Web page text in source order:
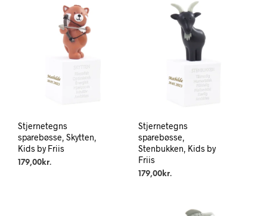
Stjernetegns
sparebøsse, Skytten,
Kids by Friis
179,00 kr.
Stjernetegns
sparebøsse,
Stenbukken, Kids by
Friis
179,00kr.